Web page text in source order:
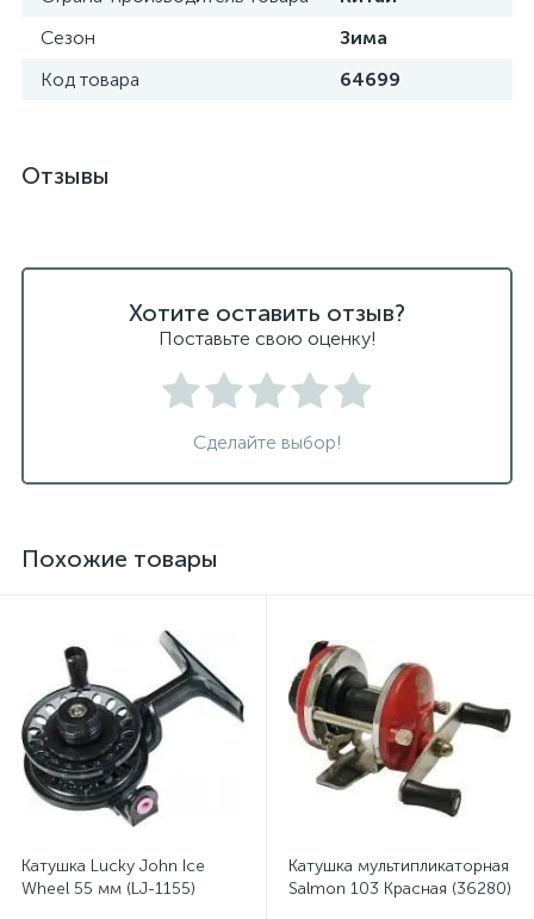
Сезон
Зима
Код товара
64699
Отзывы
Хотите оставить отзыв?
Поставьте свою оценку!
Сделайте выбор!
Похожие товары
Катушка Lucky John Ice
Wheel 55 мм (LJ-1155)
Катушка мультипликаторная
Salmon 103 Красная (36280)